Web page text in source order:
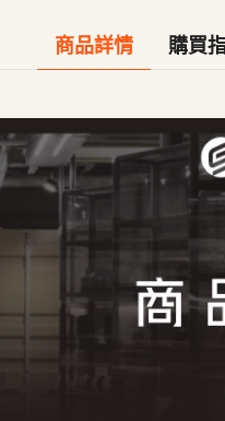
商品詳情 購買